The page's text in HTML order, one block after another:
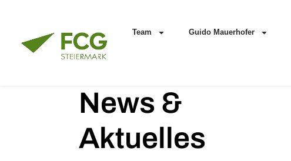
Team Guido Mauerhofer
News &
Aktuelles